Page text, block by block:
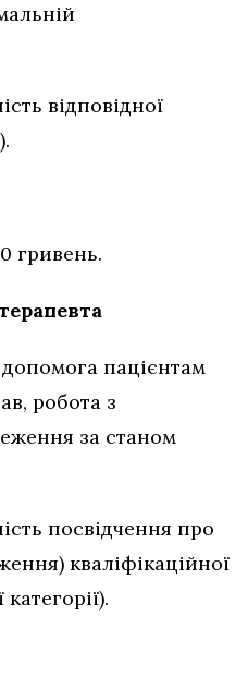
відповідної
гривень.
пацієнтам
робота з
за станом
посвідчення про
кваліфікаційної
категорії).